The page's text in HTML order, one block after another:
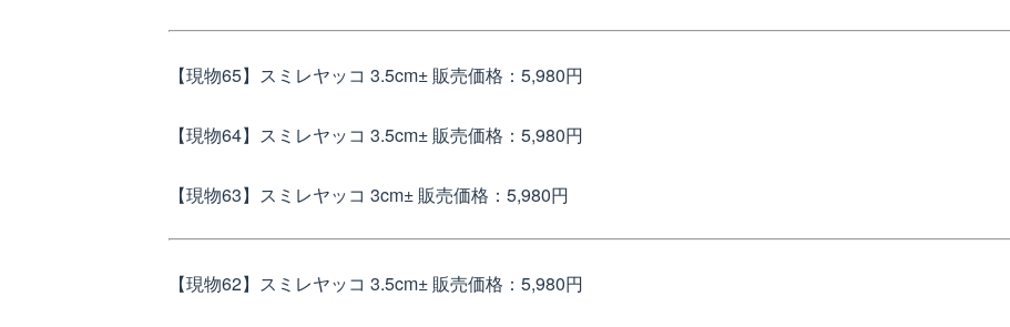
【現物65】スミレヤッコ 3.5cm± 販売価格：5,980円
【現物64】スミレヤッコ 3.5cm± 販売価格：5,980円
【現物63】スミレヤッコ 3cm± 販売価格：5,980円
【現物62】スミレヤッコ 3.5cm± 販売価格：5,980円